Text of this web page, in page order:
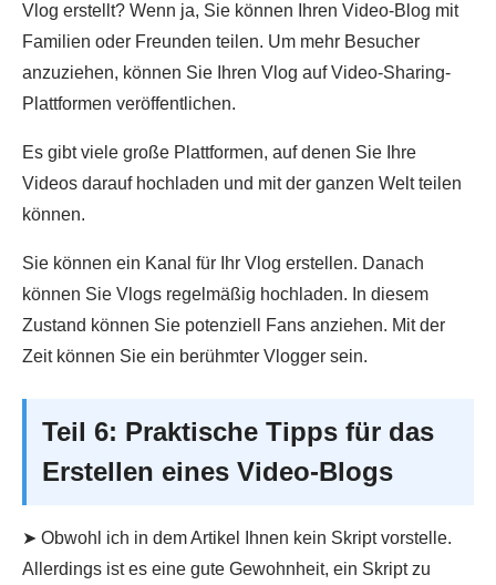
Vlog erstellt? Wenn ja, Sie können Ihren Video-Blog mit
Familien oder Freunden teilen. Um mehr Besucher
anzuziehen, können Sie Ihren Vlog auf Video-Sharing-
Plattformen veröffentlichen.
Es gibt viele große Plattformen, auf denen Sie Ihre
Videos darauf hochladen und mit der ganzen Welt teilen
können.
Sie können ein Kanal für Ihr Vlog erstellen. Danach
können Sie Vlogs regelmäßig hochladen. In diesem
Zustand können Sie potenziell Fans anziehen. Mit der
Zeit können Sie ein berühmter Vlogger sein.
Teil 6: Praktische Tipps für das
Erstellen eines Video-Blogs
➤ Obwohl ich in dem Artikel Ihnen kein Skript vorstelle.
Allerdings ist es eine gute Gewohnheit, ein Skript zu